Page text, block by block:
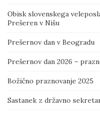
Obisk slovenskega
Prešeren v Nišu
Prešernov dan v Beogradu
Prešernov dan 2026 –
Božično praznovanje 2025
Sastanek z državno